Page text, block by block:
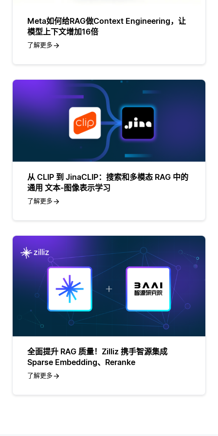
Meta如何给RAG做Context Engineering，让
模型上下文增加16倍
了解更多
从 CLIP 到 JinaCLIP：搜索和多模态 RAG 中的
通用 文本-图像表示学习
了解更多
全面提升 RAG 质量！Zilliz 携手智源集成
Sparse Embedding、Reranke
了解更多